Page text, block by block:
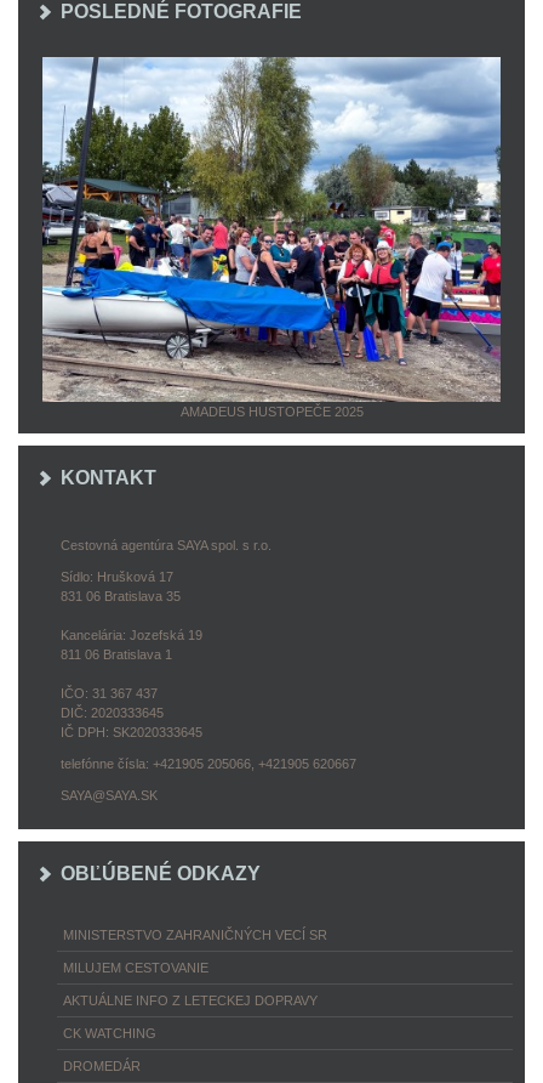
POSLEDNÉ FOTOGRAFIE
AMADEUS HUSTOPEČE 2025
KONTAKT
Cestovná agentúra SAYA spol. s r.o.
Sídlo: Hrušková 17
831 06 Bratislava 35
Kancelária: Jozefská 19
811 06 Bratislava 1
IČO: 31 367 437
DIČ: 2020333645
IČ DPH: SK2020333645
telefónne čísla: +421905 205066, +421905 620667
SAYA@SAYA.SK
OBĽÚBENÉ ODKAZY
MINISTERSTVO ZAHRANIČNÝCH VECÍ SR
MILUJEM CESTOVANIE
AKTUÁLNE INFO Z LETECKEJ DOPRAVY
CK WATCHING
DROMEDÁR